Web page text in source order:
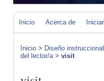
Inicio Acerca de
Inicio > Diseño
del lector/a> visit